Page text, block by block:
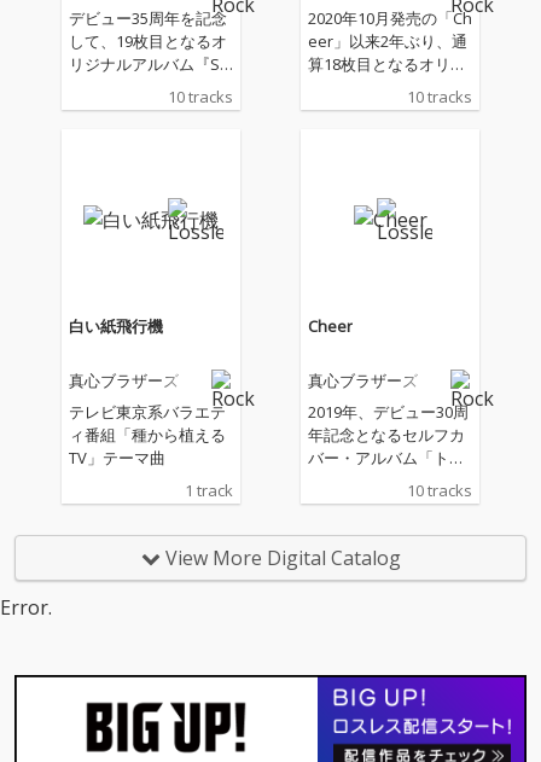
デビュー35周年を記念
して、19枚目となるオ
リジナルアルバム『SQ
UEEZE and RELEASE』
を発売!2022年発売『T
10 tracks
2020年10月発売の「Ch
eer」以来2年ぶり、通
算18枚目となるオリジ
ナル・アルバムは、現
在テレビ東京にて放送
い紙飛行機」を含む全
10曲入り。 「TODAY」
＞が詰め込まれたアル
バムとなる。
10 tracks
白い紙飛行機
真心ブラザーズ
テレビ東京系バラエテ
ィ番組「種から植える
TV」テーマ曲
1 track
Cheer
真心ブラザーズ
2019年、デビュー30周
年記念となるセルフカ
バー・アルバム「トラ
ンタン」を発表した真
心ブラザーズが、ひと
に更なる進化を始動す
べく放つ2年振りのオ
んだ歌詞、真心ならで
はの懐の深いカラフル
な曲が満載。タイトル
「Cheer」に込められ
10 tracks
View More Digital Catalog
Error.